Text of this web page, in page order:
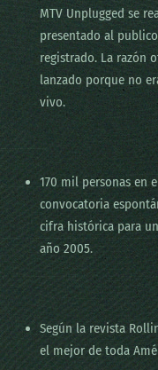
MTV Unplugged se
presentado al
registrado. La razón
lanzado porque no
vivo.
170 mil personas en
convocatoria
cifra histórica para
año 2005.
Según la revista
el mejor de toda